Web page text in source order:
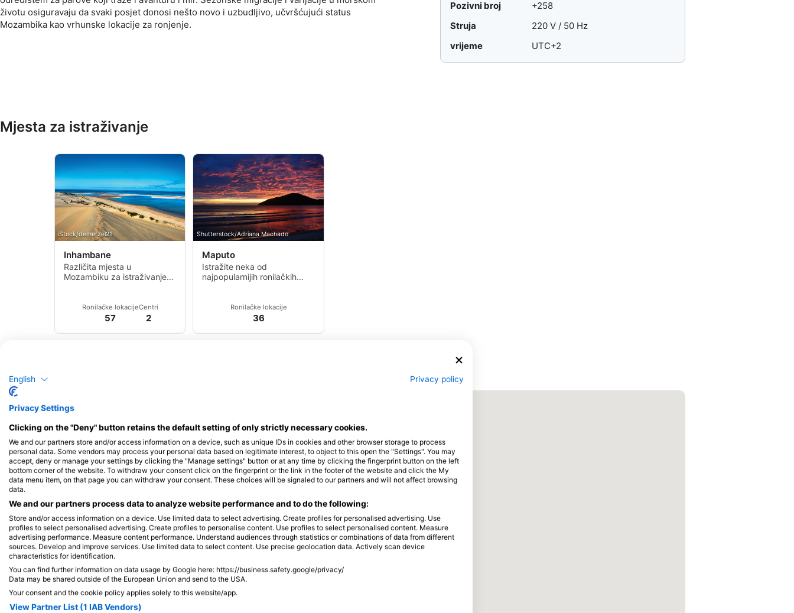
životu osiguravaju da svaki posjet donosi nešto novo i uzbudljivo, učvršćujući status
Mozambika kao vrhunske lokacije za ronjenje.
Pozivni broj
+258
Struja
220 V / 50 Hz
vrijeme
UTC+2
Mjesta za istraživanje
iStock/demerzel21
Inhambane
Različita mjesta u
Mozambiku za istraživanje
duboke špilje, pa čak i
zapanjujuće sike.
Ronilačke lokacije
57
Centri
2
Shutterstock/Adriana Machado
Maputo
Istražite neka od
najpopularnijih ronilačkih
Ronilačke lokacije
36
English Privacy policy
Privacy Settings
Clicking on the "Deny" button retains the default setting of only strictly necessary cookies.
We and our partners store and/or access information on a device, such as unique IDs in cookies and other browser storage to process
personal data. Some vendors may process your personal data based on legitimate interest, to object to this open the "Settings". You may
accept, deny or manage your settings by clicking the "Manage settings" button or at any time by clicking the fingerprint button on the left
bottom corner of the website. To withdraw your consent click on the fingerprint or the link in the footer of the website and click the My
data menu item, on that page you can withdraw your consent. These choices will be signaled to our partners and will not affect browsing
data.
We and our partners process data to analyze website performance and to do the following:
Store and/or access information on a device. Use limited data to select advertising. Create profiles for personalised advertising. Use
profiles to select personalised advertising. Create profiles to personalise content. Use profiles to select personalised content. Measure
advertising performance. Measure content performance. Understand audiences through statistics or combinations of data from different
sources. Develop and improve services. Use limited data to select content. Use precise geolocation data. Actively scan device
characteristics for identification.
You can find further information on data usage by Google here: https://business.safety.google/privacy/
Data may be shared outside of the European Union and send to the USA.
Your consent and the cookie policy applies solely to this website/app.
View Partner List (1 IAB Vendors)